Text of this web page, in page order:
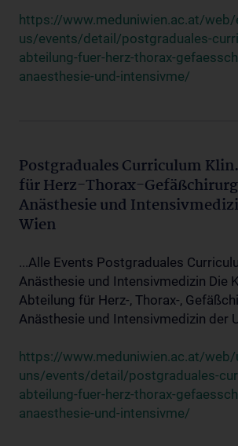
https://www.meduniwien.ac.at/
us/events/detail/postgraduales-
abteilung-fuer-herz-thorax-
anaesthesie-und-intensivme/
Postgraduales Curriculum
für Herz-Thorax-
Anästhesie und
Wien
...Alle Events Postgraduales
Anästhesie und Intensivmedizin Die
Abteilung für Herz-, Thorax-,
Anästhesie und Intensivmedizin der
https://www.meduniwien.ac.at/web/
uns/events/detail/postgraduales-
abteilung-fuer-herz-thorax-
anaesthesie-und-intensivme/